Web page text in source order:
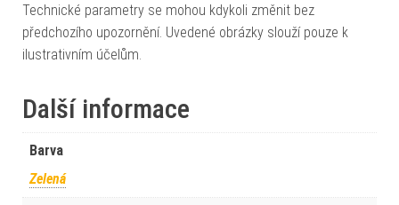
Technické parametry se mohou kdykoli změnit bez
předchozího upozornění. Uvedené obrázky slouží pouze k
ilustrativním účelům.
Další informace
Barva
Zelená